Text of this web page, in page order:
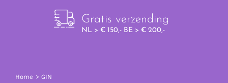
Gratis verzending
NL > € 150,- BE > € 200,-
Home GIN